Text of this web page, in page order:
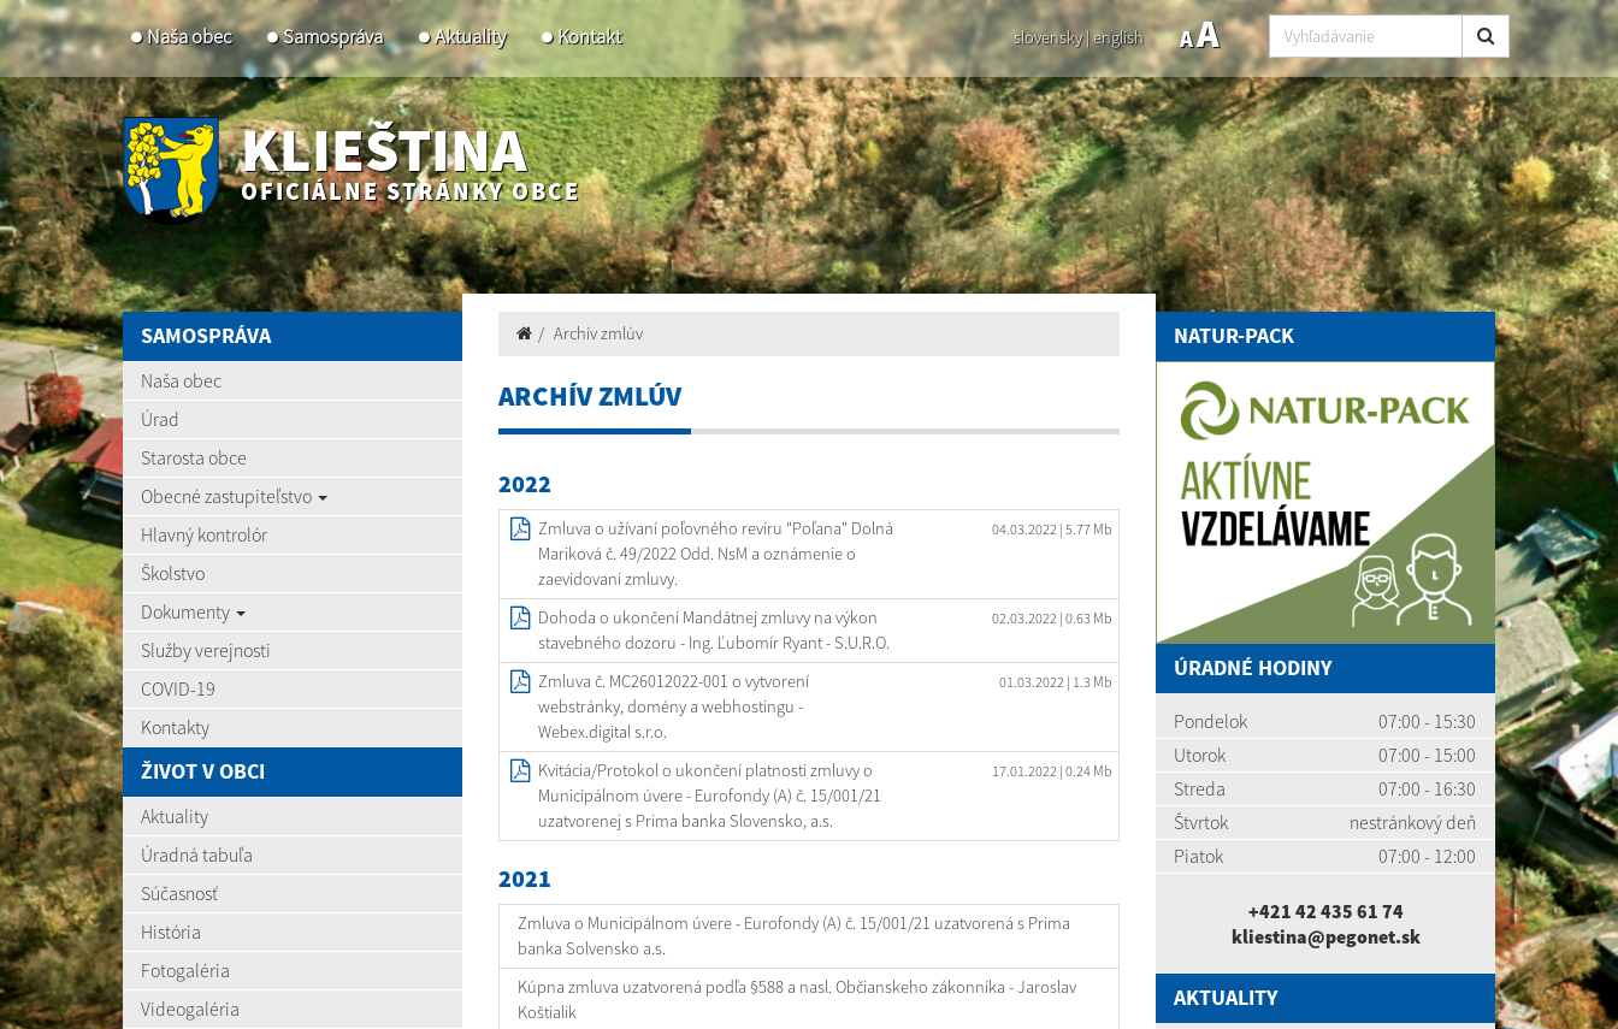
Naša obec Samospráva Aktuality Kontakt slovensky|english AA
KLIEŠTINA
OFICIÁLNE STRÁNKY OBCE
SAMOSPRÁVA
Naša obec
Úrad
Starosta obce
Obecné zastupiteľstvo
Hlavný kontrolór
Školstvo
Dokumenty
Služby verejnosti
COVID-19
Kontakty
ŽIVOT V OBCI
Aktuality
Úradná tabuľa
Súčasnosť
História
Fotogaléria
Videogaléria
Archív zmlúv
ARCHÍV ZMLÚV
2022
Zmluva o užívaní poľovného revíru "Poľana" Dolná
Mariková č. 49/2022 Odd. NsM a oznámenie o
zaevidovaní zmluvy.
04.03.2022 | 5.77 Mb
Dohoda o ukončení Mandátnej zmluvy na výkon
stavebného dozoru - Ing. Ľubomír Ryant - S.U.R.O.
02.03.2022 | 0.63 Mb
Zmluva č. MC26012022-001 o vytvorení
webstránky, domény a webhostingu -
Webex.digital s.r.o.
01.03.2022 | 1.3 Mb
Kvitácia/Protokol o ukončení platnosti zmluvy o
Municipálnom úvere - Eurofondy (A) č. 15/001/21
uzatvorenej s Prima banka Slovensko, a.s.
17.01.2022 | 0.24 Mb
2021
Zmluva o Municipálnom úvere - Eurofondy (A) č. 15/001/21 uzatvorená s Prima
banka Solvensko a.s.
Kúpna zmluva uzatvorená podľa §588 a nasl. Občianskeho zákonníka - Jaroslav
Koštialik
NATUR-PACK
ÚRADNÉ HODINY
Pondelok
07:00 - 15:30
Utorok
07:00 - 15:00
Streda
07:00 - 16:30
Štvrtok
nestránkový deň
Piatok
07:00 - 12:00
+421 42 435 61 74
kliestina@pegonet.sk
AKTUALITY